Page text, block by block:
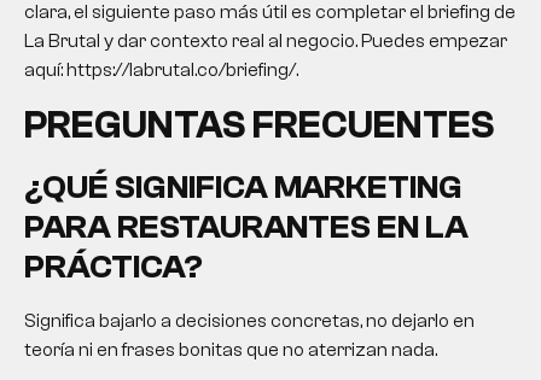
clara, el siguiente paso más útil es completar el briefing de
La Brutal y dar contexto real al negocio. Puedes empezar
aquí: https://labrutal.co/briefing/.
PREGUNTAS FRECUENTES
¿QUÉ SIGNIFICAMARKETING
PARA RESTAURANTES EN LA
PRÁCTICA?
Significa bajarlo a decisiones concretas, no dejarlo en
teoría ni en frases bonitas que no aterrizan nada.